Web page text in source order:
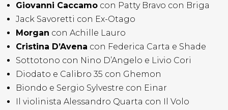
Giovanni Caccamo con Patty Bravo con Briga
Jack Savoretti con Ex-Otago
Morgan con Achille Lauro
Cristina D’Avena con Federica Carta e Shade
Sottotono con Nino D’Angelo e Livio Cori
Diodato e Calibro 35 con Ghemon
Biondo e Sergio Sylvestre con Einar
Il violinista Alessandro Quarta con Il Volo